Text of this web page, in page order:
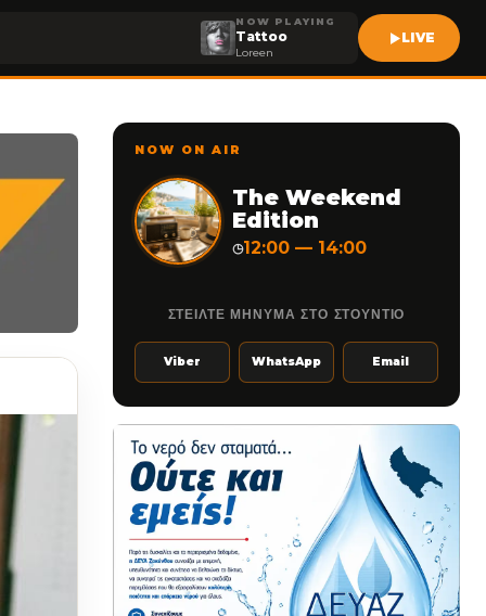
NOW PLAYING
Tattoo
Loreen
LIVE
NOW ON AIR
The Weekend
Edition
◷12:00 — 14:00
ΣΤΕΙΛΤΕ ΜΗΝΥΜΑ ΣΤΟ ΣΤΟΥΝΤΙΟ
Viber WhatsApp Email